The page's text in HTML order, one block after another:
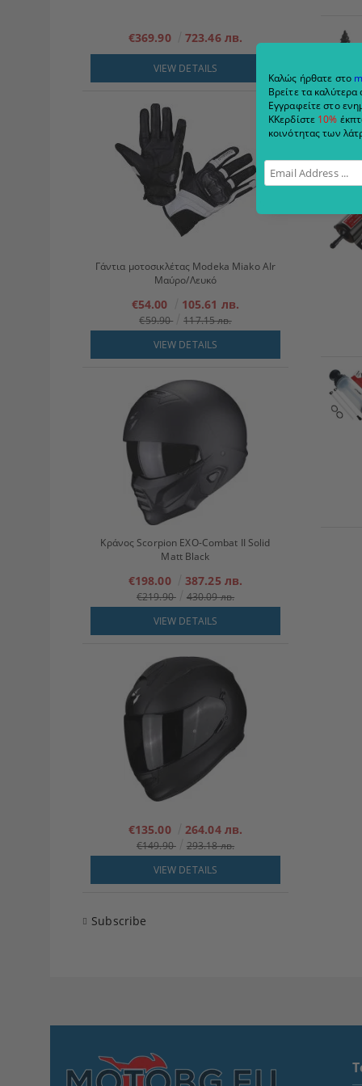
€369.90 723.46 лв.
VIEW DETAILS
Γάντια μοτοσικλέτας Modeka Miako AIr
Μαύρο/Λευκό
€54.00 105.61 лв.
€59.90
117.15 лв.
VIEW DETAILS
Κράνος Scorpion EXO-Combat II Solid
Matt Black
€198.00 387.25 лв.
€219.90
430.09 лв.
VIEW DETAILS
€135.00 264.04 лв.
€149.90
293.18 лв.
VIEW DETAILS
Subscribe
Καλώς ήρθατε στο
Βρείτε τα καλύτερα
Εγγραφείτε στο
ΚΚερδίστε 10%
κοινότητας των